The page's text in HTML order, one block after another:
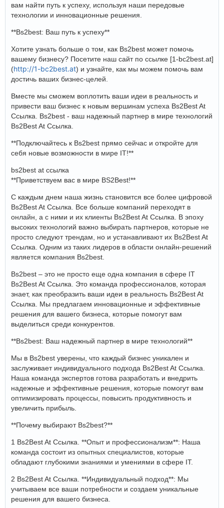
вам найти путь к успеху, используя наши передовые
технологии и инновационные решения.
**Bs2best: Ваш путь к успеху**
Хотите узнать больше о том, как Bs2best может помочь
вашему бизнесу? Посетите наш сайт по ссылке [1-bc2best.at]
(http://1-bc2best.at) и узнайте, как мы можем помочь вам
достичь ваших бизнес-целей.
Вместе мы сможем воплотить ваши идеи в реальность и
привести ваш бизнес к новым вершинам успеха Bs2Best At
Ссылка. Bs2best - ваш надежный партнер в мире технологий
Bs2Best At Ссылка.
**Подключайтесь к Bs2best прямо сейчас и откройте для
себя новые возможности в мире IT!**
bs2best at ссылка
**Приветствуем вас в мире BS2Best!**
С каждым днем наша жизнь становится все более цифровой
Bs2Best At Ссылка. Все больше компаний переходят в
онлайн, а с ними и их клиенты Bs2Best At Ссылка. В эпоху
высоких технологий важно выбирать партнеров, которые не
просто следуют трендам, но и устанавливают их Bs2Best At
Ссылка. Одним из таких лидеров в области онлайн-решений
является компания Bs2best.
Bs2best – это не просто еще одна компания в сфере IT
Bs2Best At Ссылка. Это команда профессионалов, которая
знает, как преобразить ваши идеи в реальность Bs2Best At
Ссылка. Мы предлагаем инновационные и эффективные
решения для вашего бизнеса, которые помогут вам
выделиться среди конкурентов.
**Bs2best: Ваш надежный партнер в мире технологий**
Мы в Bs2best уверены, что каждый бизнес уникален и
заслуживает индивидуального подхода Bs2Best At Ссылка.
Наша команда экспертов готова разработать и внедрить
надежные и эффективные решения, которые помогут вам
оптимизировать процессы, повысить продуктивность и
увеличить прибыль.
**Почему выбирают Bs2best?**
1 Bs2Best At Ссылка. **Опыт и профессионализм**: Наша
команда состоит из опытных специалистов, которые
обладают глубокими знаниями и умениями в сфере IT.
2 Bs2Best At Ссылка. **Индивидуальный подход**: Мы
учитываем все ваши потребности и создаем уникальные
решения для вашего бизнеса.